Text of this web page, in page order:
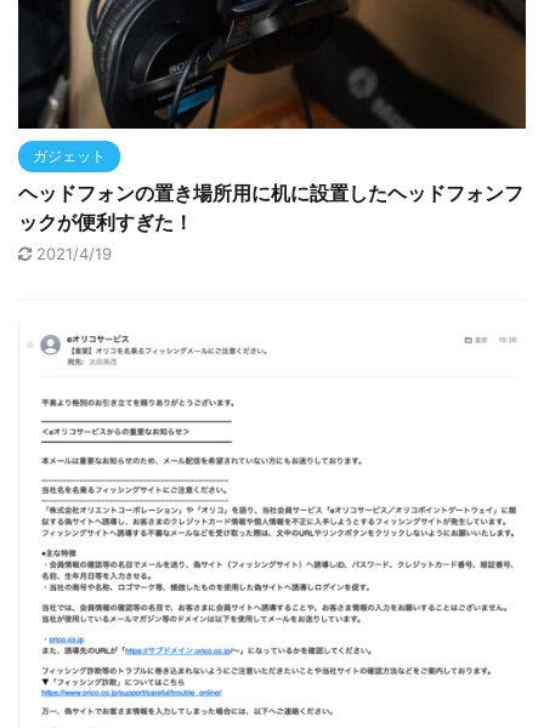
ガジェット
ヘッドフォンの置き場所用に机に設置したヘッドフォンフ
ックが便利すぎた！
2021/4/19